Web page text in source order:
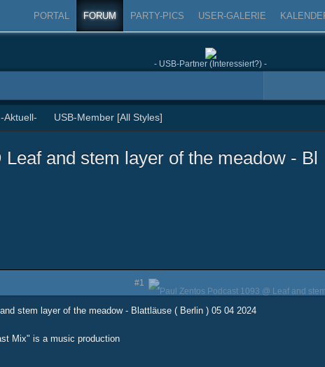
PORTAL FORUM PARTY-PICS USER-GALERIE
- USB-Partner (Interessiert?) -
Aktuell- USB-Member [All Styles]
and stem layer of the meadow - Bl
#1
stem layer of the meadow - Blattläuse ( Berlin ) 05 04 2024
Mix" is a music production